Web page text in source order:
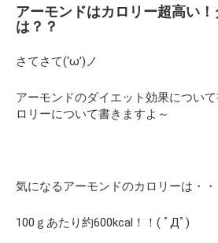
アーモンドはカロリー超高い
は？？
さてさて(‘ω’)ノ
アーモンドのダイエット効果につい
ロリーについて書きますよ～
気になるアーモンドのカロリーは・
100ｇあたり約600kcal！！( ﾟДﾟ)